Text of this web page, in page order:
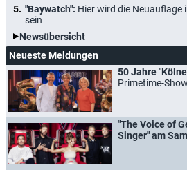
"Baywatch": Hier wird die Neuauflage
sein
Newsübersicht
Neueste Meldungen
50 Jahre
Primetime-
"The Voice of
Singer" am